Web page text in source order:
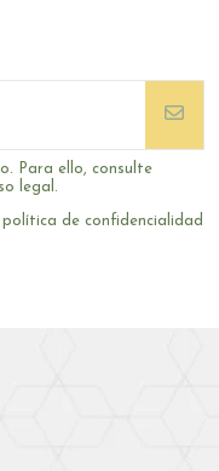
Para ello, consulte
legal.
de confidencialidad